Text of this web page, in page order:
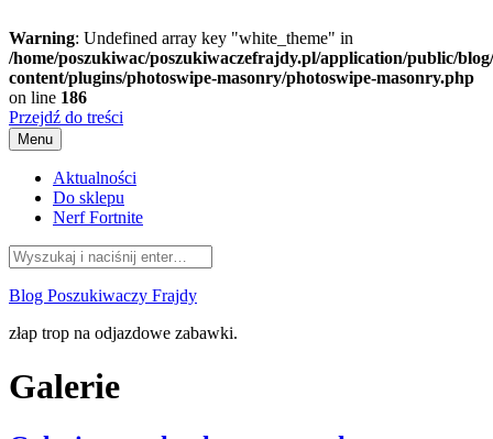
Warning: Undefined array key "white_theme" in
/home/poszukiwac/poszukiwaczefrajdy.pl/application/public/
content/plugins/photoswipe-masonry/photoswipe-masonry.php
on line 186
Przejdź do treści
Menu
Aktualności
Do sklepu
Nerf Fortnite
Blog Poszukiwaczy Frajdy
złap trop na odjazdowe zabawki.
Galerie